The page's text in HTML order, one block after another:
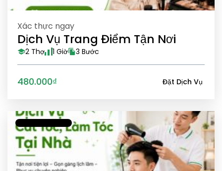
Xác thực ngay
Dịch Vụ Trang Điểm Tận Nơi
2 Thợ 1 Giờ 3 Bước
480.000₫ Đặt Dịch Vụ